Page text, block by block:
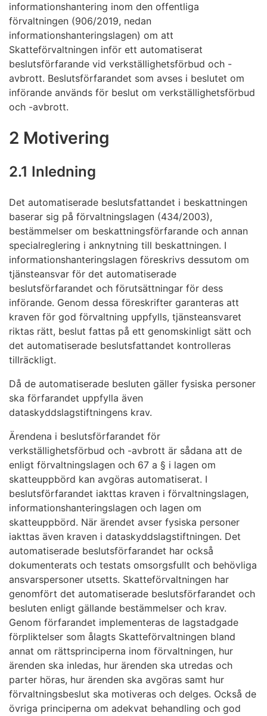
informationshantering inom den offentliga
förvaltningen (906/2019, nedan
informationshanteringslagen) om att
Skatteförvaltningen inför ett automatiserat
beslutsförfarande vid verkställighetsförbud och -
avbrott. Beslutsförfarandet som avses i beslutet om
införande används för beslut om verkställighetsförbud
och -avbrott.
2 Motivering
2.1 Inledning
Det automatiserade beslutsfattandet i beskattningen
baserar sig på förvaltningslagen (434/2003),
bestämmelser om beskattningsförfarande och annan
specialreglering i anknytning till beskattningen. I
informationshanteringslagen föreskrivs dessutom om
tjänsteansvar för det automatiserade
beslutsförfarandet och förutsättningar för dess
införande. Genom dessa föreskrifter garanteras att
kraven för god förvaltning uppfylls, tjänsteansvaret
riktas rätt, beslut fattas på ett genomskinligt sätt och
det automatiserade beslutsfattandet kontrolleras
tillräckligt.
Då de automatiserade besluten gäller fysiska personer
ska förfarandet uppfylla även
dataskyddslagstiftningens krav.
Ärendena i beslutsförfarandet för
verkställighetsförbud och -avbrott är sådana att de
enligt förvaltningslagen och 67 a § i lagen om
skatteuppbörd kan avgöras automatiserat. I
beslutsförfarandet iakttas kraven i förvaltningslagen,
informationshanteringslagen och lagen om
skatteuppbörd. När ärendet avser fysiska personer
iakttas även kraven i dataskyddslagstiftningen. Det
automatiserade beslutsförfarandet har också
dokumenterats och testats omsorgsfullt och behövliga
ansvarspersoner utsetts. Skatteförvaltningen har
genomfört det automatiserade beslutsförfarandet och
besluten enligt gällande bestämmelser och krav.
Genom förfarandet implementeras de lagstadgade
förpliktelser som ålagts Skatteförvaltningen bland
annat om rättsprinciperna inom förvaltningen, hur
ärenden ska inledas, hur ärenden ska utredas och
parter höras, hur ärenden ska avgöras samt hur
förvaltningsbeslut ska motiveras och delges. Också de
övriga principerna om adekvat behandling och god